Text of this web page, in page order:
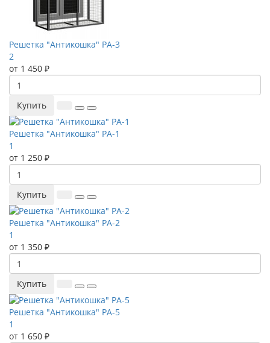
Решетка "Антикошка" РА-3
2
от 1 450 ₽
Купить
Решетка "Антикошка" РА-1
1
от 1 250 ₽
Купить
Решетка "Антикошка" РА-2
1
от 1 350 ₽
Купить
Решетка "Антикошка" РА-5
1
от 1 650 ₽